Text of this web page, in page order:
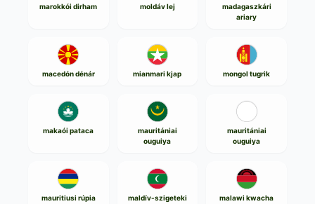
marokkói dirham moldáv lej
madagaszkári
ariary
macedón dénár mianmari kjap mongol tugrik
makaói pataca
mauritániai
ouguiya
mauritániai
ouguiya
mauritiusi rúpia maldív-szigeteki malawi kwacha